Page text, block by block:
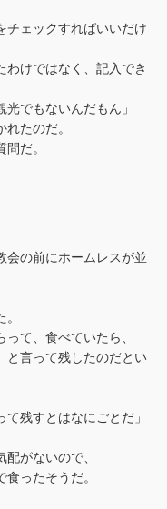
チェックすればいいだけ
わけではなく、記入でき
光でもないんだもん」
たのだ。
だ。
会の前にホームレスが並
て、食べていたら、
と言って残したのだとい
て残すとはなにごとだ」
がないので、
ったそうだ。